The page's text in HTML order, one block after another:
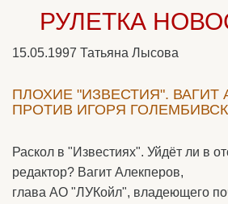
РУЛЕТКА
15.05.1997 Татьяна Лысова
ПЛОХИЕ "ИЗВЕСТИЯ". ВАГИТ
ПРОТИВ ИГОРЯ
Раскол в "Известиях". Уйдёт ли в
редактор? Вагит Алекперов,
глава АО "ЛУКойл", владеющего